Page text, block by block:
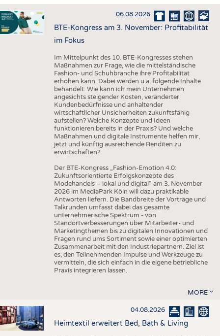
HAUS- UND HEIMTEXTILIEN
BEKLEIDUNG
AUSSCHREIBUNGEN
DTV AUSSCHREIBUNGSDIENST
STATISTICS
DAUNENCHECK
ADRESSEN & LINKS
PUBLIKATIONEN
TERMINE
BRANCHENTERMINE
06.08.2026
BTE-Kongress am 3. November: Profitabilität
im Fokus
Im Mittelpunkt des 10. BTE-Kongresses stehen
Maßnahmen zur Frage, wie die mittelständische
Fashion- und Schuhbranche ihre Profitabilität
erhöhen kann. Dabei werden u.a. folgende Inhalte
behandelt: Wie kann ich mein Unternehmen
angesichts steigender Kosten, veränderter
Kundenbedürfnisse und anhaltender
wirtschaftlicher Unsicherheiten zukunftsfähig
aufstellen? Welche Konzepte und Ideen
funktionieren bereits in der Praxis? Und welche
Maßnahmen und digitale Instrumente helfen mir,
jetzt und künftig ausreichende Renditen zu
erwirtschaften?
Der BTE-Kongress „Fashion-Emotion 4.0:
Zukunftsorientierte Erfolgskonzepte des
Modehandels – lokal und digital“ am 3. November
2026 im MediaPark Köln will dazu praktikable
Antworten liefern. Die Bandbreite der Vorträge und
Talkrunden umfasst dabei das gesamte
unternehmerische Spektrum - von
Standortverbesserungen über Mitarbeiter- und
Marketingthemen bis zu digitalen Innovationen und
Fragen rund ums Sortiment sowie einer optimierten
Zusammenarbeit mit den Industriepartnern. Ziel ist
es, den Teilnehmenden Impulse und Werkzeuge zu
vermitteln, die sich einfach in die eigene betriebliche
Praxis integrieren lassen.
MORE
04.08.2026
Heimtextil erweitert Bed, Bath & Living